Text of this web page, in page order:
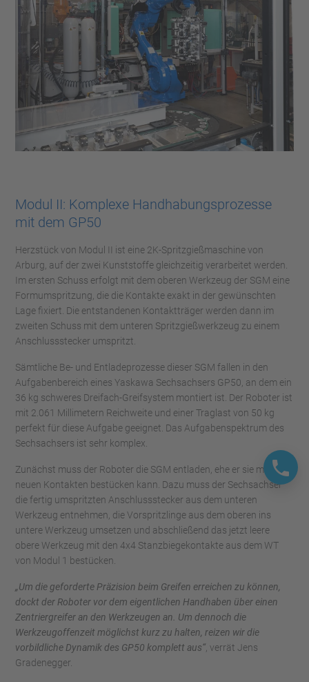
Modul II: Komplexe Handhabungsprozesse
mit dem GP50
Herzstück von Modul II ist eine 2K-Spritzgießmaschine von
Arburg, auf der zwei Kunststoffe gleichzeitig verarbeitet werden.
Im ersten Schuss erfolgt mit dem oberen Werkzeug der SGM eine
Formumspritzung, die die Kontakte exakt in der gewünschten
Lage fixiert. Die entstandenen Kontaktträger werden dann im
zweiten Schuss mit dem unteren Spritzgießwerkzeug zu einem
Anschlussstecker umspritzt.
Sämtliche Be- und Entladeprozesse dieser SGM fallen in den
Aufgabenbereich eines Yaskawa Sechsachsers GP50, an dem ein
36 kg schweres Dreifach-Greifsystem montiert ist. Der Roboter ist
mit 2.061 Millimetern Reichweite und einer Traglast von 50 kg
perfekt für diese Aufgabe geeignet. Das Aufgabenspektrum des
Sechsachsers ist sehr komplex.
Zunächst muss der Roboter die SGM entladen, ehe er sie mit
neuen Kontakten bestücken kann. Dazu muss der Sechsachser
die fertig umspritzten Anschlussstecker aus dem unteren
Werkzeug entnehmen, die Vorspritzlinge aus dem oberen ins
untere Werkzeug umsetzen und abschließend das jetzt leere
obere Werkzeug mit den 4x4 Stanzbiegekontakte aus dem WT
von Modul 1 bestücken.
„Um die geforderte Präzision beim Greifen erreichen zu können,
dockt der Roboter vor dem eigentlichen Handhaben über einen
Zentriergreifer an den Werkzeugen an. Um dennoch die
Werkzeugoffenzeit möglichst kurz zu halten, reizen wir die
vorbildliche Dynamik des GP50 komplett aus“ , verrät Jens
Gradenegger.